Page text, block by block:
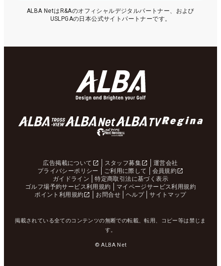
ALBA NetはR&Aのオフィシャルデジタルパートナー、および
USLPGAの日本公式サイトパートナーです。
広告掲載について スタッフ募集
運営会社
プライバシーポリシー
ご利用に際して
会員規約
ガイドライン
特定商取引法に基づく表示
ゴルフ場予約サービス利用規約
マイページサービス利用規約
ポイント利用規約
お問合せ ヘルプ サイトマップ
掲載されている全てのコンテンツの無断での転載、転用、コピー等は禁じま
す。
© ALBA Net